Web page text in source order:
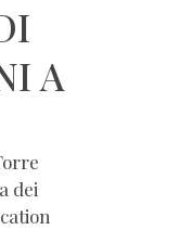
A
dei